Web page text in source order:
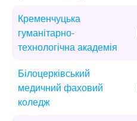
Кременчуцька
гуманітарно-
технологічна академія
Білоцерківський
медичний фаховий
коледж